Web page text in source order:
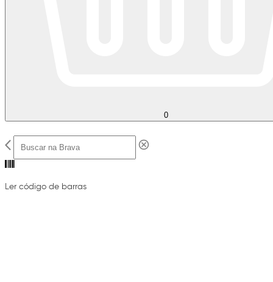
0
Ler código de barras